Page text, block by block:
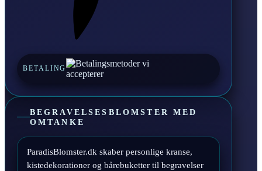
BETALING
BEGRAVELSESBLOMSTER MED
OMTANKE
ParadisBlomster.dk skaber personlige kranse,
kistedekorationer og bårebuketter til begravelser